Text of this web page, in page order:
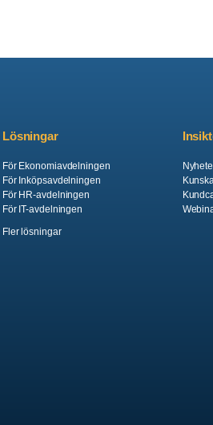
Lösningar
För Ekonomiavdelningen
För Inköpsavdelningen
För HR-avdelningen
För IT-avdelningen
Fler lösningar